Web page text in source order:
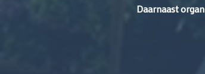
Daarnaast